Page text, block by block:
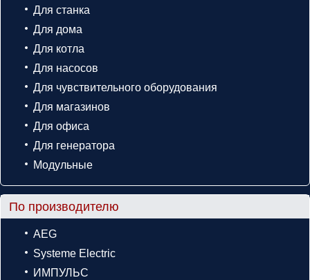
Для станка
Для дома
Для котла
Для насосов
Для чувствительного оборудования
Для магазинов
Для офиса
Для генератора
Модульные
По производителю
AEG
Systeme Electric
ИМПУЛЬС